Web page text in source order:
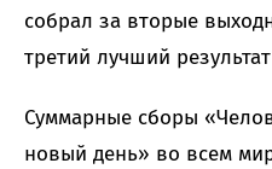
собрал за вторые
третий лучший
Суммарные сборы
новый день» во всем